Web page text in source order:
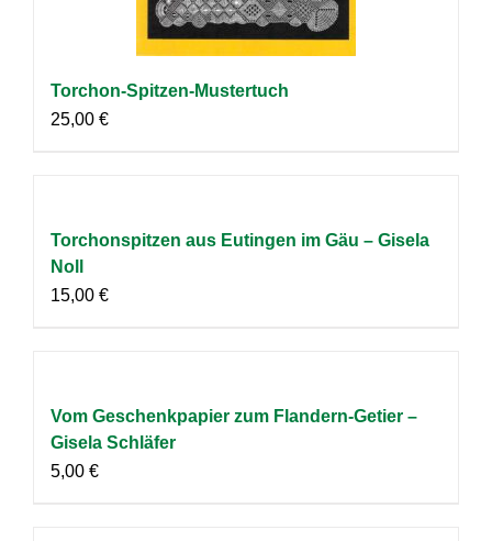
Torchon-Spitzen-Mustertuch
25,00 €
Torchonspitzen aus Eutingen im Gäu – Gisela
Noll
15,00 €
Vom Geschenkpapier zum Flandern-Getier –
Gisela Schläfer
5,00 €